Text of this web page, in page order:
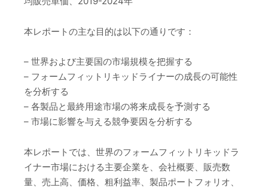
本レポートの主な目的は以下の通りです：
– 世界および主要国の市場規模を把握する
– フォームフィットリキッドライナーの成長の可能性
を分析する
– 各製品と最終用途市場の将来成長を予測する
– 市場に影響を与える競争要因を分析する
本レポートでは、世界のフォームフィットリキッドラ
イナー市場における主要企業を、会社概要、販売数
量、売上高、価格、粗利益率、製品ポートフォリオ、